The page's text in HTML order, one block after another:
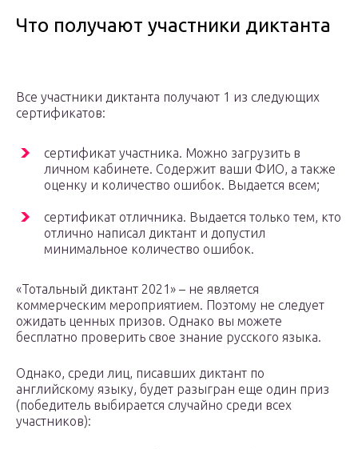
Что получают участники диктанта
Все участники диктанта получают 1 из следующих
сертификатов:
сертификат участника. Можно загрузить в
личном кабинете. Содержит ваши ФИО, а также
оценку и количество ошибок. Выдается всем;
сертификат отличника. Выдается только тем, кто
отлично написал диктант и допустил
минимальное количество ошибок.
«Тотальный диктант 2021» – не является
коммерческим мероприятием. Поэтому не следует
ожидать ценных призов. Однако вы можете
бесплатно проверить свое знание русского языка.
Однако, среди лиц, писавших диктант по
английскому языку, будет разыгран еще один приз
(победитель выбирается случайно среди всех
участников):